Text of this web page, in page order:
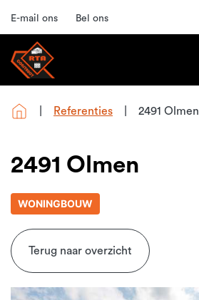
E-mail ons Bel ons
Referenties 2491 Olmen
2491 Olmen
WONINGBOUW
Terug naar overzicht